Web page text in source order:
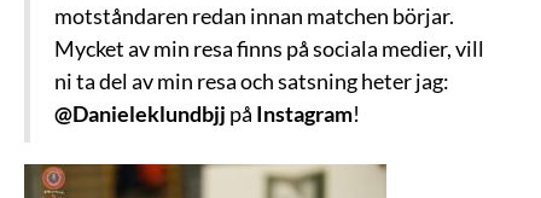
motståndaren redan innan matchen börjar.
Mycket av min resa finns på sociala medier, vill
ni ta del av min resa och satsning heter jag:
@Danieleklundbjj på Instagram!